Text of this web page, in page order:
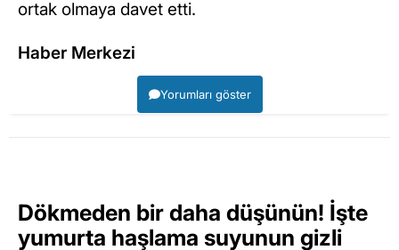
ortak olmaya davet etti.
Haber Merkezi
Yorumları göster
Dökmeden bir daha düşünün! İşte
yumurta haşlama suyunun gizli